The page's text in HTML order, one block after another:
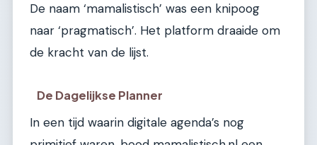
De naam ‘mamalistisch’ was een knipoog
naar ‘pragmatisch’. Het platform draaide om
de kracht van de lijst.
De Dagelijkse Planner
In een tijd waarin digitale agenda’s nog